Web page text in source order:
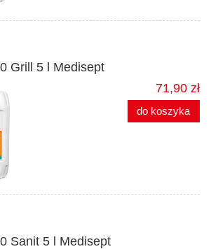
Grill 5 l Medisept
71,90 zł
do koszyka
Sanit 5 l Medisept